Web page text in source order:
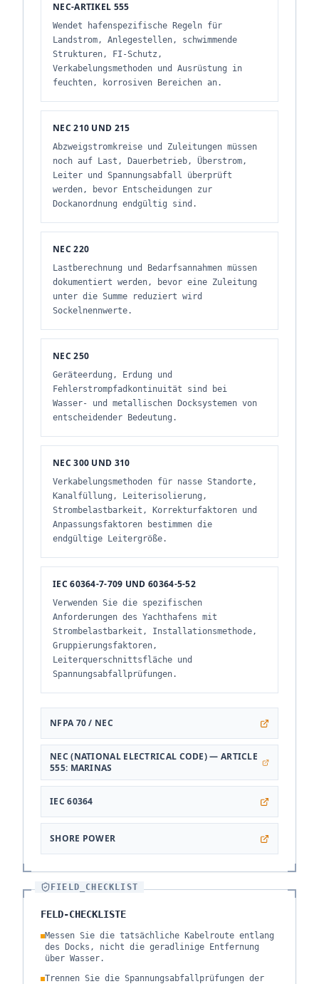
NEC-ARTIKEL 555
Wendet hafenspezifische Regeln für
Landstrom, Anlegestellen, schwimmende
Strukturen, FI-Schutz,
Verkabelungsmethoden und Ausrüstung in
feuchten, korrosiven Bereichen an.
NEC 210 UND 215
Abzweigstromkreise und Zuleitungen müssen
noch auf Last, Dauerbetrieb, Überstrom,
Leiter und Spannungsabfall überprüft
werden, bevor Entscheidungen zur
Dockanordnung endgültig sind.
NEC 220
Lastberechnung und Bedarfsannahmen müssen
dokumentiert werden, bevor eine Zuleitung
unter die Summe reduziert wird
Sockelnennwerte.
NEC 250
Geräteerdung, Erdung und
Fehlerstrompfadkontinuität sind bei
Wasser- und metallischen Docksystemen von
entscheidender Bedeutung.
NEC 300 UND 310
Verkabelungsmethoden für nasse Standorte,
Kanalfüllung, Leiterisolierung,
Strombelastbarkeit, Korrekturfaktoren und
Anpassungsfaktoren bestimmen die
endgültige Leitergröße.
IEC 60364-7-709 UND 60364-5-52
Verwenden Sie die spezifischen
Anforderungen des Yachthafens mit
Strombelastbarkeit, Installationsmethode,
Gruppierungsfaktoren,
Leiterquerschnittsfläche und
Spannungsabfallprüfungen.
NFPA 70 / NEC
NEC (NATIONAL ELECTRICAL CODE) — ARTICLE
555: MARINAS
IEC 60364
SHORE POWER
FIELD_CHECKLIST
FELD-CHECKLISTE
Messen Sie die tatsächliche Kabelroute entlang
des Docks, nicht die geradlinige Entfernung
über Wasser.
Trennen Sie die Spannungsabfallprüfungen der